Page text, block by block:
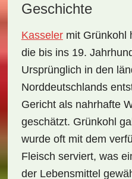
Geschichte
Kasselermit Grünkohl
die bis ins 19.
Ursprünglich in den
Norddeutschlands
Gericht als nahrhafte
geschätzt. Grünkohl
wurde oft mit dem
Fleisch serviert, was
der Lebensmittel